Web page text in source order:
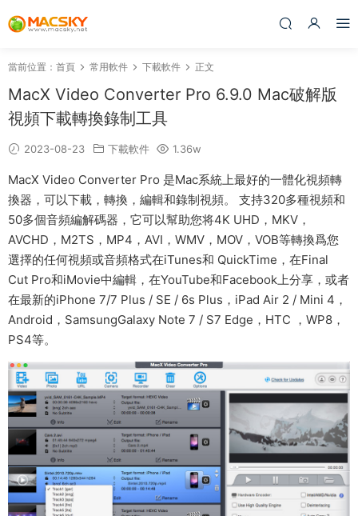
當前位置： 首頁 常用軟件 下載軟件 正文
MacX Video Converter Pro 6.9.0 Mac破解版
視頻下載轉換錄制工具
2023-08-23 下載軟件 1.36w
MacX Video Converter Pro 是Mac系統上最好的一體化視頻轉
換器，可以下載，轉換，編輯和錄制視頻。 支持320多種視頻和
50多個音頻編解碼器，它可以幫助您将4K UHD，MKV，
AVCHD，M2TS，MP4，AVI，WMV，MOV，VOB等轉換爲您
選擇的任何視頻或音頻格式在iTunes和 QuickTime，在Final
Cut Pro和iMovie中編輯，在YouTube和Facebook上分享，或者
在最新的iPhone 7/7 Plus / SE / 6s Plus，iPad Air 2 / Mini 4，
Android，SamsungGalaxy Note 7 / S7 Edge，HTC ，WP8，
PS4等。